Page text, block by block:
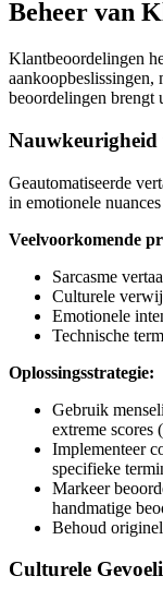
Beheer van
Klantbeoordelingen
aankoopbeslissingen,
beoordelingen brengt
Nauwkeurigheid
Geautomatiseerde
in emotionele
Veelvoorkomende
Sarcasme
Culturele
Emotionele
Technische
Oplossingsstrategie:
Gebruik
extreme scores
Implementeer
specifieke
Markeer
handmatige
Behoud
Culturele